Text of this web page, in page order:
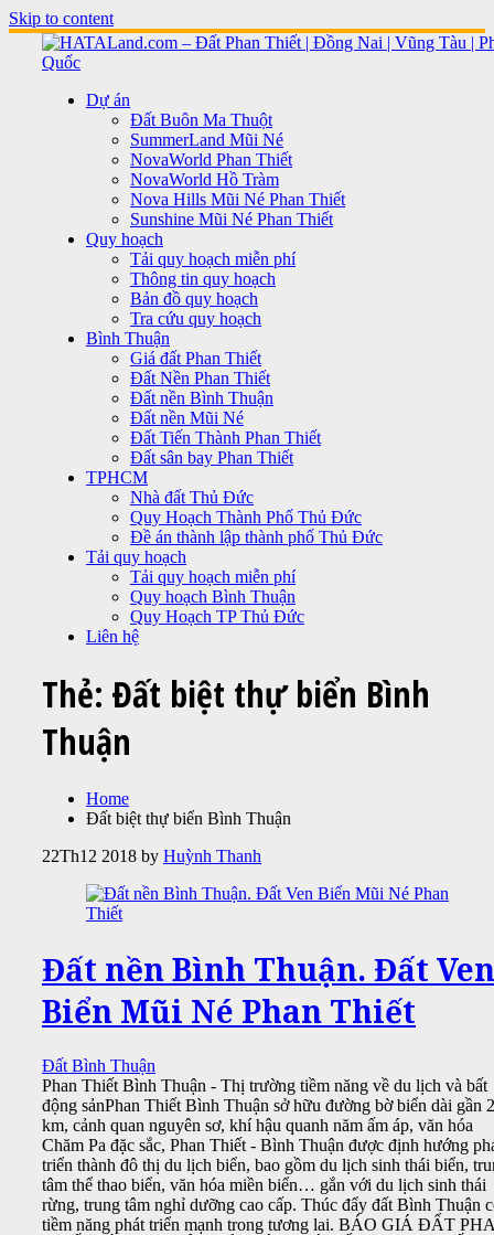
Skip to content
Dự án
Đất Buôn Ma Thuột
SummerLand Mũi Né
NovaWorld Phan Thiết
NovaWorld Hồ Tràm
Nova Hills Mũi Né Phan Thiết
Sunshine Mũi Né Phan Thiết
Quy hoạch
Tải quy hoạch miễn phí
Thông tin quy hoạch
Bản đồ quy hoạch
Tra cứu quy hoạch
Bình Thuận
Giá đất Phan Thiết
Đất Nền Phan Thiết
Đất nền Bình Thuận
Đất nền Mũi Né
Đất Tiến Thành Phan Thiết
Đất sân bay Phan Thiết
TPHCM
Nhà đất Thủ Đức
Quy Hoạch Thành Phố Thủ Đức
Đề án thành lập thành phố Thủ Đức
Tải quy hoạch
Tải quy hoạch miễn phí
Quy hoạch Bình Thuận
Quy Hoạch TP Thủ Đức
Liên hệ
Thẻ: Đất biệt thự biển Bình
Thuận
Home
Đất biệt thự biển Bình Thuận
22Th12 2018 by Huỳnh Thanh
Đất nền Bình Thuận. Đất Ven
Biển Mũi Né Phan Thiết
Đất Bình Thuận
Phan Thiết Bình Thuận - Thị trường tiềm năng về du lịch và bất
động sảnPhan Thiết Bình Thuận sở hữu đường bờ biển dài gần
km, cảnh quan nguyên sơ, khí hậu quanh năm ấm áp, văn hóa
Chăm Pa đặc sắc, Phan Thiết - Bình Thuận được định hướng
triển thành đô thị du lịch biển, bao gồm du lịch sinh thái biển,
tâm thể thao biển, văn hóa miền biển… gắn với du lịch sinh thái
rừng, trung tâm nghỉ dưỡng cao cấp. Thúc đẩy đất Bình Thuận
tiềm năng phát triển mạnh trong tương lai. BÁO GIÁ ĐẤT